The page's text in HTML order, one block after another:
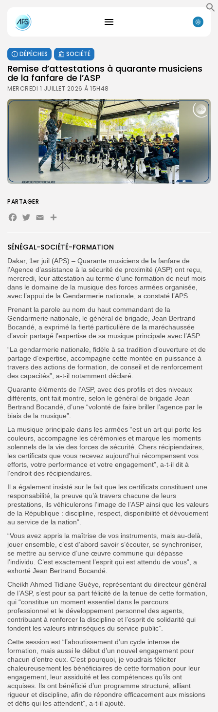
for:
Search
Button
FR
DÉPÊCHES SOCIÉTÉ
Remise d’attestations à quarante musiciens
de la fanfare de l’ASP
MERCREDI 1 JUILLET 2026 À 15H48
SÉNÉGAL-SOCIÉTÉ-FORMATION
Dakar, 1er juil (APS) – Quarante musiciens de la fanfare de
l’Agence d’assistance à la sécurité de proximité (ASP) ont reçu,
mercredi, leur attestation au terme d’une formation de neuf mois
dans le domaine de la musique des forces armées organisée,
avec l’appui de la Gendarmerie nationale, a constaté l’APS.
Prenant la parole au nom du haut commandant de la
Gendarmerie nationale, le général de brigade, Jean Bertrand
Bocandé, a exprimé la fierté particulière de la maréchaussée
d’avoir partagé l’expertise de sa musique principale avec l’ASP.
“La gendarmerie nationale, fidèle à sa tradition d’ouverture et de
partage d’expertise, accompagne cette montée en puissance à
travers des actions de formation, de conseil et de renforcement
des capacités”, a-t-il notamment déclaré.
Quarante éléments de l’ASP, avec des profils et des niveaux
différents, ont fait montre, selon le général de brigade Jean
Bertrand Bocandé, d’une “volonté de faire briller l’agence par le
biais de la musique”.
La musique principale dans les armées “est un art qui porte les
couleurs, accompagne les cérémonies et marque les moments
solennels de la vie des forces de sécurité. Chers récipiendaires,
les certificats que vous recevez aujourd’hui récompensent vos
efforts, votre performance et votre engagement”, a-t-il dit à
l’endroit des récipiendaires.
Il a également insisté sur le fait que les certificats constituent une
responsabilité, la preuve qu’à travers chacune de leurs
prestations, ils véhiculerons l’image de l’ASP ainsi que les valeurs
de la République : discipline, respect, disponibilité et dévouement
au service de la nation”.
“Vous avez appris la maîtrise de vos instruments, mais au-delà,
jouer ensemble, c’est d’abord savoir s’écouter, se synchroniser,
se mettre au service d’une œuvre commune qui dépasse
l’individu. C’est exactement l’esprit qui est attendu de vous”, a
exhorté Jean Bertrand Bocandé.
Cheikh Ahmed Tidiane Guèye, représentant du directeur général
de l’ASP, s’est pour sa part félicité de la tenue de cette formation,
qui “constitue un moment essentiel dans le parcours
professionnel et le développement personnel des agents,
contribuant à renforcer la discipline et l’esprit de solidarité qui
fondent les valeurs intrinsèques du service public”.
Cette session est “l’aboutissement d’un cycle intense de
formation, mais aussi le début d’un nouvel engagement pour
chacun d’entre eux. C’est pourquoi, je voudrais féliciter
chaleureusement les bénéficiaires de cette formation pour leur
engagement, leur assiduité et les compétences qu’ils ont
acquises. Ils ont bénéficié d’un programme structuré, alliant
rigueur et discipline, afin de répondre efficacement aux missions
et défis qui les attendent”, a-t-il ajouté.
PARTAGER
Facebook
Twitter
EmailPartager